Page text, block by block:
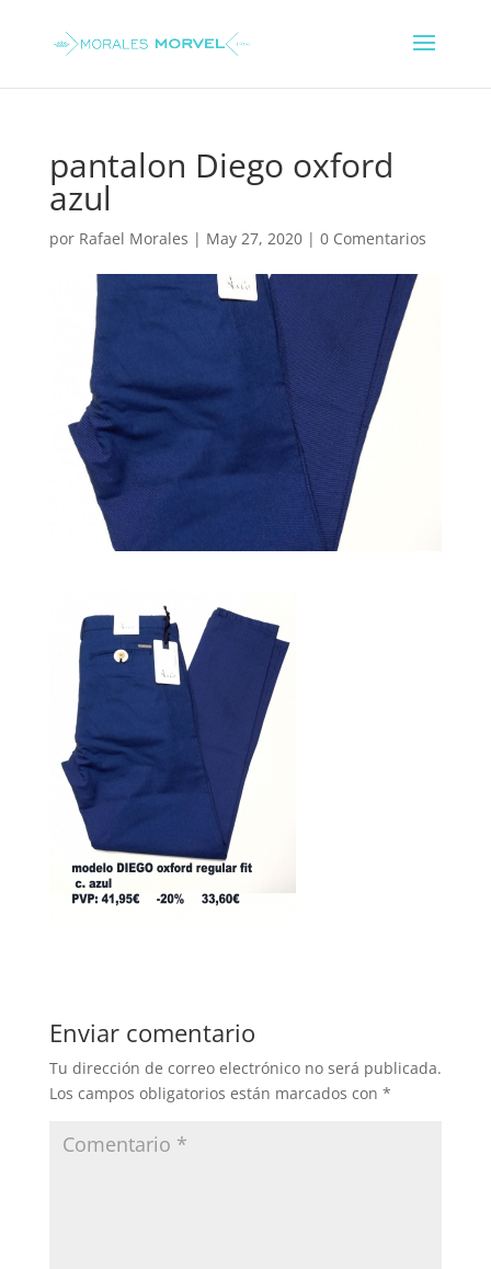
pantalon Diego oxford
azul
por Rafael Morales | May 27, 2020| 0 Comentarios
Enviar comentario
Tu dirección de correo electrónico no será publicada.
Los campos obligatorios están marcados con *